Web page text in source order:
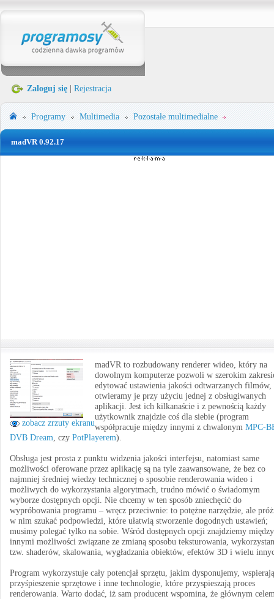
Zaloguj się Rejestracja
Programy Multimedia Pozostałe multimedialne
madVR 0.92.17
zobacz zrzuty ekranu
madVR to rozbudowany renderer wideo, który na
dowolnym komputerze pozwoli w szerokim
edytować ustawienia jakości odtwarzanych
otwieramy je przy użyciu jednej z obsługiwanych
aplikacji. Jest ich kilkanaście i z pewnością każdy
użytkownik znajdzie coś dla siebie (program
współpracuje między innymi z chwalonym MPC-
DVB Dream, czy PotPlayerem).
Obsługa jest prosta z punktu widzenia jakości interfejsu, natomiast same
możliwości oferowane przez aplikację są na tyle zaawansowane, że bez co
najmniej średniej wiedzy technicznej o sposobie renderowania wideo i
możliwych do wykorzystania algorytmach, trudno mówić o świadomym
wyborze dostępnych opcji. Nie chcemy w ten sposób zniechęcić do
wypróbowania programu – wręcz przeciwnie: to potężne narzędzie, ale
w nim szukać podpowiedzi, które ułatwią stworzenie dogodnych ustawień;
musimy polegać tylko na sobie. Wśród dostępnych opcji znajdziemy między
innymi możliwości związane ze zmianą sposobu teksturowania,
tzw. shaderów, skalowania, wygładzania obiektów, efektów 3D i wielu
Program wykorzystuje cały potencjał sprzętu, jakim dysponujemy,
przyśpieszenie sprzętowe i inne technologie, które przyspieszają proces
renderowania. Warto dodać, iż sam producent wspomina, że głównym